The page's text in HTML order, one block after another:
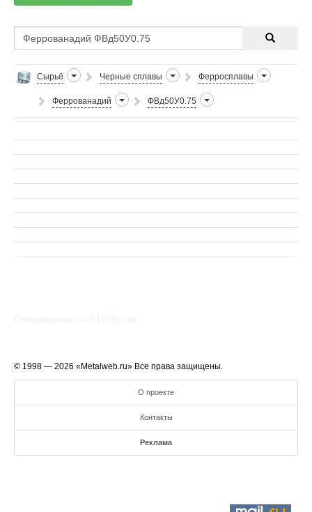
Сырьё Черные сплавы Ферросплавы
Феррованадий ФВд50У0.75
© 1998 — 2026 «Metalweb.ru» Все права защищены.
О проекте
Контакты
Реклама